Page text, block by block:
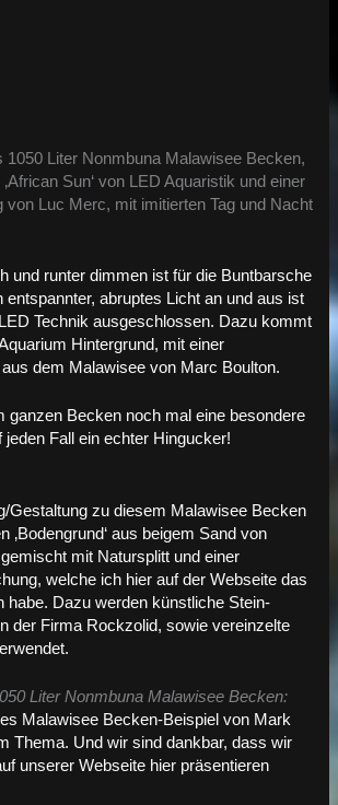
1050 Liter Nonmbuna Malawisee Becken,
Sun‘ von LED Aquaristik und einer
von Luc Merc, mit imitierten Tag und Nacht
und runter dimmen ist für die Buntbarsche
entspannter, abruptes Licht an und aus ist
Technik ausgeschlossen. Dazu kommt
Hintergrund, mit einer
dem Malawisee von Marc Boulton.
ganzen Becken noch mal eine besondere
jeden Fall ein echter Hingucker!
Gestaltung zu diesem Malawisee Becken
‚Bodengrund‘ aus beigem Sand von
mit Natursplitt und einer
welche ich hier auf der Webseite das
habe. Dazu werden künstliche Stein-
der Firma Rockzolid, sowie vereinzelte
Liter Nonmbuna Malawisee Becken:
Malawisee Becken-Beispiel von Mark
Thema. Und wir sind dankbar, dass wir
unserer Webseite hier präsentieren